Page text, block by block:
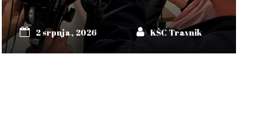
2 srpnja, 2026 KŠC Travnik